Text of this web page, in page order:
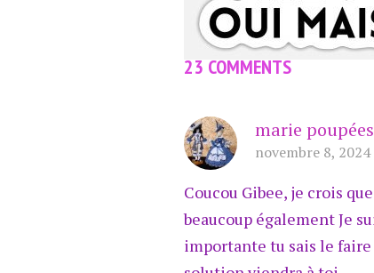
23 COMMENTS
marie poupées
novembre 8,
Coucou Gibee, je crois
beaucoup également Je
importante tu sais le